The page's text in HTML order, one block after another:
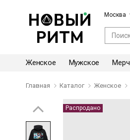
Москва
Женское Мужское Мерч
Главная Каталог Женское
Распродано